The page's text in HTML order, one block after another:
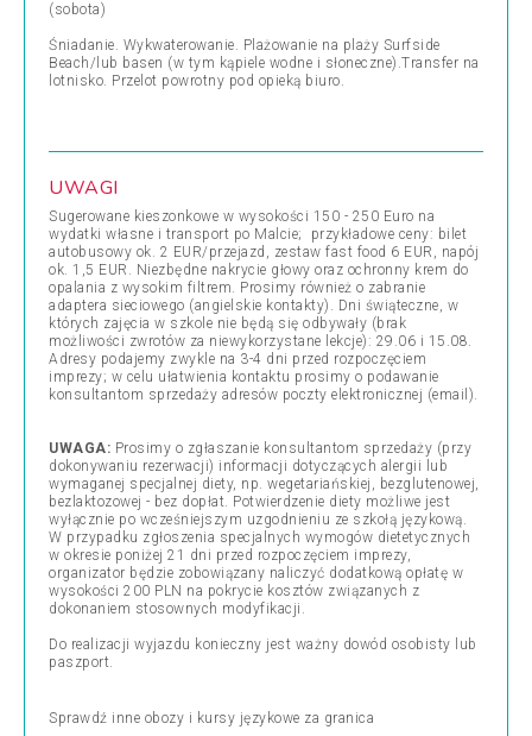
(sobota)
Śniadanie. Wykwaterowanie. Plażowanie na plaży Surfside
Beach/lub basen (w tym kąpiele wodne i słoneczne).Transfer na
lotnisko. Przelot powrotny pod opieką biuro.
UWAGI
Sugerowane kieszonkowe w wysokości 150 - 250 Euro na
wydatki własne i transport po Malcie; przykładowe ceny: bilet
autobusowy ok. 2 EUR/przejazd, zestaw fast food 6 EUR, napój
ok. 1,5 EUR. Niezbędne nakrycie głowy oraz ochronny krem do
opalania z wysokim filtrem. Prosimy również o zabranie
adaptera sieciowego (angielskie kontakty). Dni świąteczne, w
których zajęcia w szkole nie będą się odbywały (brak
możliwości zwrotów za niewykorzystane lekcje): 29.06 i 15.08.
Adresy podajemy zwykle na 3-4 dni przed rozpoczęciem
imprezy; w celu ułatwienia kontaktu prosimy o podawanie
konsultantom sprzedaży adresów poczty elektronicznej (email).
UWAGA: Prosimy o zgłaszanie konsultantom sprzedaży (przy
dokonywaniu rezerwacji) informacji dotyczących alergii lub
wymaganej specjalnej diety, np. wegetariańskiej, bezglutenowej,
bezlaktozowej - bez dopłat. Potwierdzenie diety możliwe jest
wyłącznie po wcześniejszym uzgodnieniu ze szkołą językową.
W przypadku zgłoszenia specjalnych wymogów dietetycznych
w okresie poniżej 21 dni przed rozpoczęciem imprezy,
organizator będzie zobowiązany naliczyć dodatkową opłatę w
wysokości 200 PLN na pokrycie kosztów związanych z
dokonaniem stosownych modyfikacji.
Do realizacji wyjazdu konieczny jest ważny dowód osobisty lub
paszport.
Sprawdź inne obozy i kursy językowe za granica